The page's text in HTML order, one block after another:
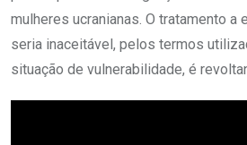
mulheres ucranianas. O tratamento a
seria inaceitável, pelos termos
situação de vulnerabilidade, é